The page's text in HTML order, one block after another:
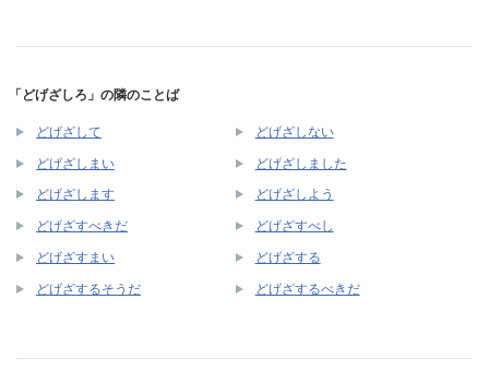
「どげざしろ」の隣のことば
どげざして どげざしない
どげざしまい どげざしました
どげざします どげざしよう
どげざすべきだ どげざすべし
どげざすまい どげざする
どげざするそうだ どげざするべきだ